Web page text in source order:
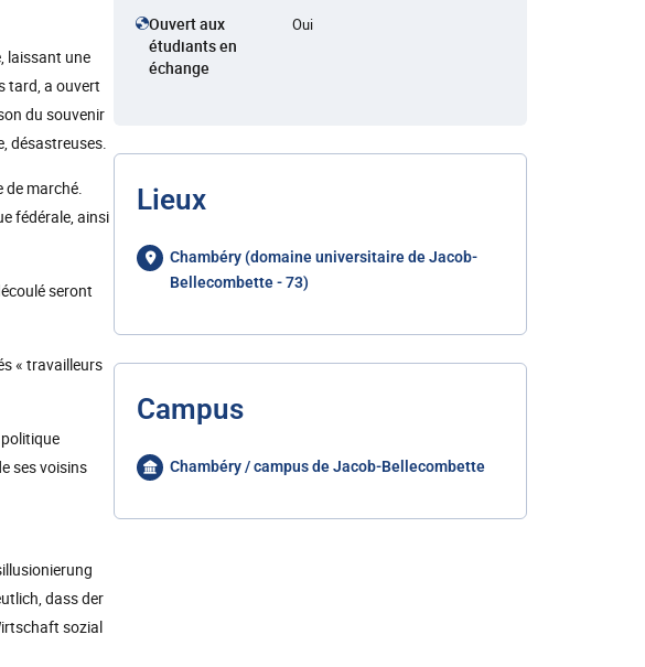
laissant une
tard, a ouvert
du souvenir
désastreuses.
de marché.
fédérale, ainsi
seront
« travailleurs
ses voisins
dass der
sozial
Ouvert aux
étudiants en
échange
Oui
Lieux
Chambéry (domaine universitaire de Jacob-
Bellecombette - 73)
Campus
Chambéry / campus de Jacob-Bellecombette